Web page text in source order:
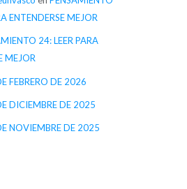
ENTENDERSE MEJOR
24: LEER PARA
MEJOR
FEBRERO DE 2026
DICIEMBRE DE 2025
NOVIEMBRE DE 2025